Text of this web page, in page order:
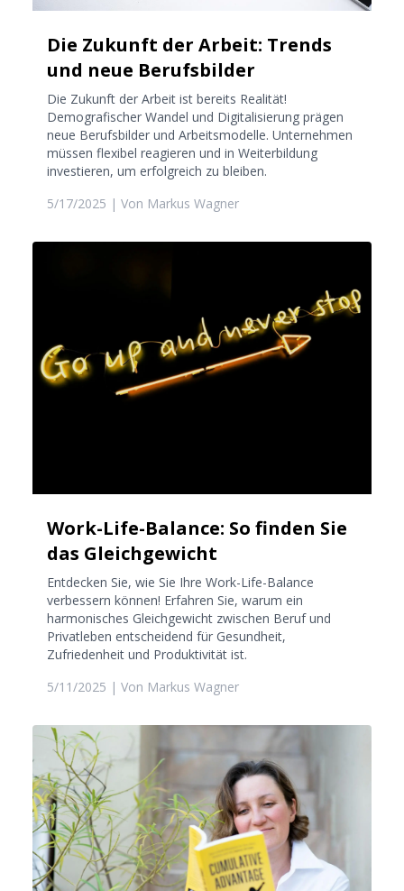
Die Zukunft der Arbeit: Trends
und neue Berufsbilder
Die Zukunft der Arbeit ist bereits Realität!
Demografischer Wandel und Digitalisierung prägen
neue Berufsbilder und Arbeitsmodelle. Unternehmen
müssen flexibel reagieren und in Weiterbildung
investieren, um erfolgreich zu bleiben.
5/17/2025 | Von Markus Wagner
Work-Life-Balance: So finden Sie
das Gleichgewicht
Entdecken Sie, wie Sie Ihre Work-Life-Balance
verbessern können! Erfahren Sie, warum ein
harmonisches Gleichgewicht zwischen Beruf und
Privatleben entscheidend für Gesundheit,
Zufriedenheit und Produktivität ist.
5/11/2025 | Von Markus Wagner